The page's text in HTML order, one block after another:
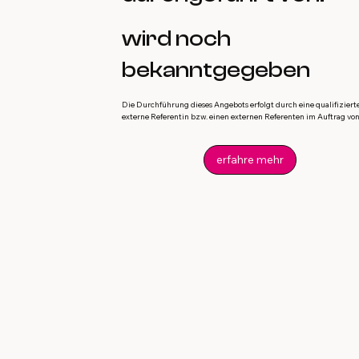
wird noch
bekanntgegeben
Die Durchführung dieses Angebots erfolgt durch eine
externe Referentin bzw. einen externen Referenten im Auftrag
erfahre mehr